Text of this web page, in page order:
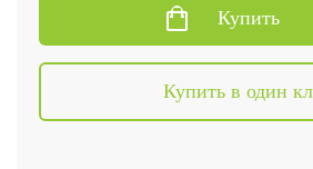
Купить
Купить в один